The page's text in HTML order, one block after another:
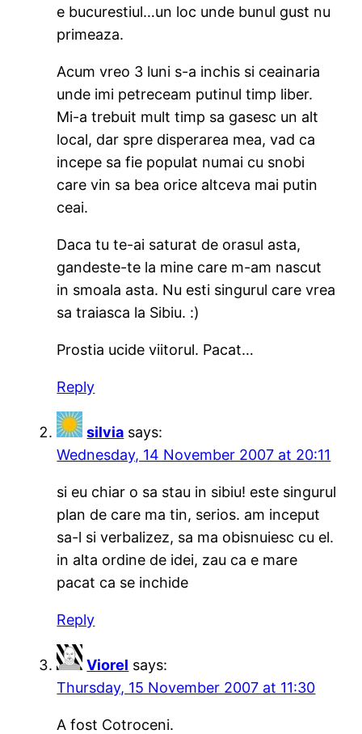
e bucurestiul…un loc unde bunul gust nu
primeaza.
Acum vreo 3 luni s-a inchis si ceainaria
unde imi petreceam putinul timp liber.
Mi-a trebuit mult timp sa gasesc un alt
local, dar spre disperarea mea, vad ca
incepe sa fie populat numai cu snobi
care vin sa bea orice altceva mai putin
ceai.
Daca tu te-ai saturat de orasul asta,
gandeste-te la mine care m-am nascut
in smoala asta. Nu esti singurul care vrea
sa traiasca la Sibiu. :)
Prostia ucide viitorul. Pacat…
Reply
silvia says:
Wednesday, 14 November 2007 at 20:11
si eu chiar o sa stau in sibiu! este singurul
plan de care ma tin, serios. am inceput
sa-l si verbalizez, sa ma obisnuiesc cu el.
in alta ordine de idei, zau ca e mare
pacat ca se inchide
Reply
Viorel says:
Thursday, 15 November 2007 at 11:30
A fost Cotroceni.